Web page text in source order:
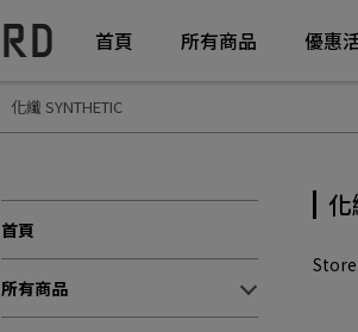
首頁 所有商品 優惠
化纖 SYNTHETIC
首頁
所有商品
化